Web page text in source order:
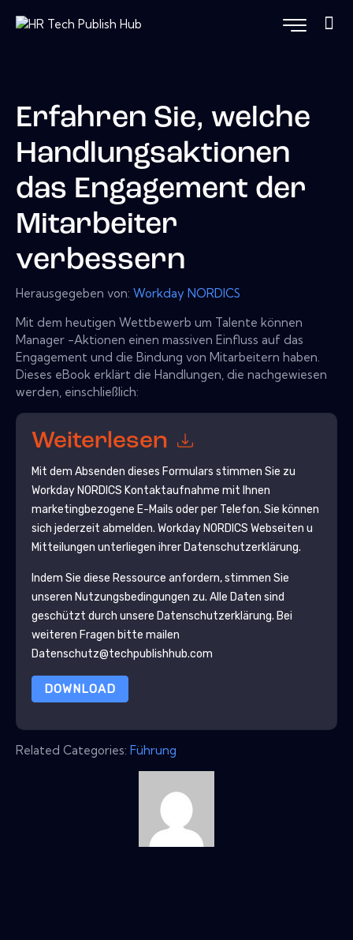
Erfahren Sie, welche
Handlungsaktionen
das Engagement der
Mitarbeiter
verbessern
Herausgegeben von: Workday NORDICS
Mit dem heutigen Wettbewerb um Talente können
Manager -Aktionen einen massiven Einfluss auf das
Engagement und die Bindung von Mitarbeitern haben.
Dieses eBook erklärt die Handlungen, die nachgewiesen
werden, einschließlich:
Weiterlesen
Mit dem Absenden dieses Formulars stimmen Sie zu
Workday NORDICS Kontaktaufnahme mit Ihnen
marketingbezogene E-Mails oder per Telefon. Sie können
sich jederzeit abmelden. Workday NORDICS Webseiten u
Mitteilungen unterliegen ihrer Datenschutzerklärung.
Indem Sie diese Ressource anfordern, stimmen Sie
unseren Nutzungsbedingungen zu. Alle Daten sind
geschützt durch unsere Datenschutzerklärung. Bei
weiteren Fragen bitte mailen
Datenschutz@techpublishhub.com
DOWNLOAD
Related Categories: Führung